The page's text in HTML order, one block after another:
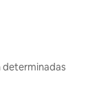
determinadas